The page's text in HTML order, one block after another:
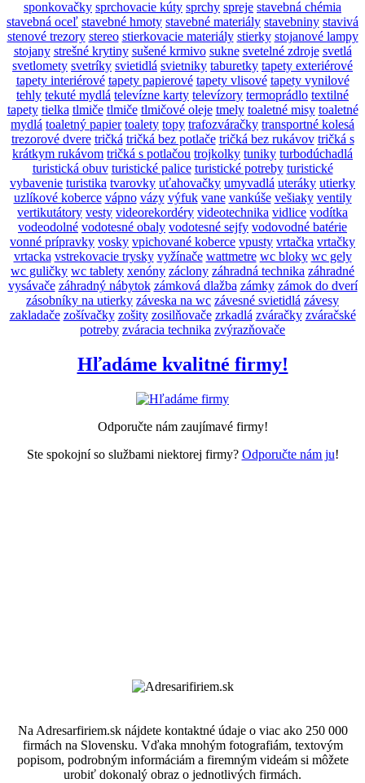
sponkovačky sprchovacie kúty sprchy spreje stavebná chémia
stavebná oceľ stavebné hmoty stavebné materiály stavebniny stavivá
stenové trezory stereo stierkovacie materiály stierky stojanové lampy
stojany strešné krytiny sušené krmivo sukne svetelné zdroje svetlá
svetlomety svetríky svietidlá svietniky taburetky tapety exteriérové
tapety interiérové tapety papierové tapety vlisové tapety vynilové
tehly tekuté mydlá televízne karty televízory termoprádlo textilné
tapety tielka tlmiče tlmiče tlmičové oleje tmely toaletné misy toaletné
mydlá toaletný papier toalety topy trafozváračky transportné kolesá
trezorové dvere tričká tričká bez potlače tričká bez rukávov tričká s
krátkym rukávom tričká s potlačou trojkolky tuniky turbodúchadlá
turistická obuv turistické palice turistické potreby turistické
vybavenie turistika tvarovky uťahovačky umyvadlá uteráky utierky
uzlíkové koberce vápno vázy výfuk vane vankúše vešiaky ventily
vertikutátory vesty videorekordéry videotechnika vidlice vodítka
vodeodolné vodotesné obaly vodotesné sejfy vodovodné batérie
vonné prípravky vosky vpichované koberce vpusty vrtačka vrtačky
vrtacka vstrekovacie trysky vyžínače wattmetre wc bloky wc gely
wc guličky wc tablety xenóny záclony záhradná technika záhradné
vysávače záhradný nábytok zámková dlažba zámky zámok do dverí
zásobníky na utierky záveska na wc závesné svietidlá závesy
zakladače zošívačky zošity zosilňovače zrkadlá zváračky zváračské
potreby zváracia technika zvýrazňovače
Hľadáme kvalitné firmy!
Odporučte nám zaujímavé firmy!
Ste spokojní so službami niektorej firmy? Odporučte nám ju!
Na Adresarfiriem.sk nájdete kontaktné údaje o viac ako 250 000
firmách na Slovensku. Vďaka mnohým fotografiám, textovým
popisom, podrobným informáciám a firemným videám si môžete
urobiť dokonalý obraz o jednotlivých firmách.